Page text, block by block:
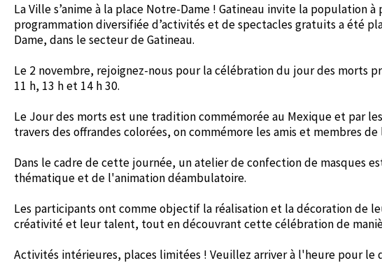
La Ville s’anime à la place Notre-Dame ! Gatineau invite la population
programmation diversifiée d’activités et de spectacles gratuits a été
Dame, dans le secteur de Gatineau.
Le 2 novembre, rejoignez-nous pour la célébration du jour des morts
11 h, 13 h et 14 h 30.
Le Jour des morts est une tradition commémorée au Mexique et par
travers des offrandes colorées, on commémore les amis et membres
Dans le cadre de cette journée, un atelier de confection de masques
thématique et de l'animation déambulatoire.
Les participants ont comme objectif la réalisation et la décoration de
créativité et leur talent, tout en découvrant cette célébration de
Activités intérieures, places limitées ! Veuillez arriver à l'heure pour le